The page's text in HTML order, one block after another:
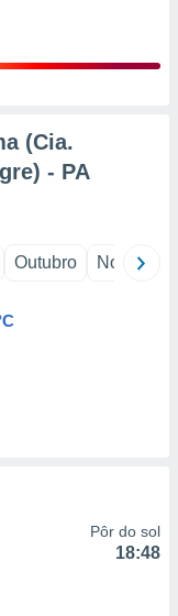
(Cia.
- PA
Outubro Novembro
Pôr do sol
18:48